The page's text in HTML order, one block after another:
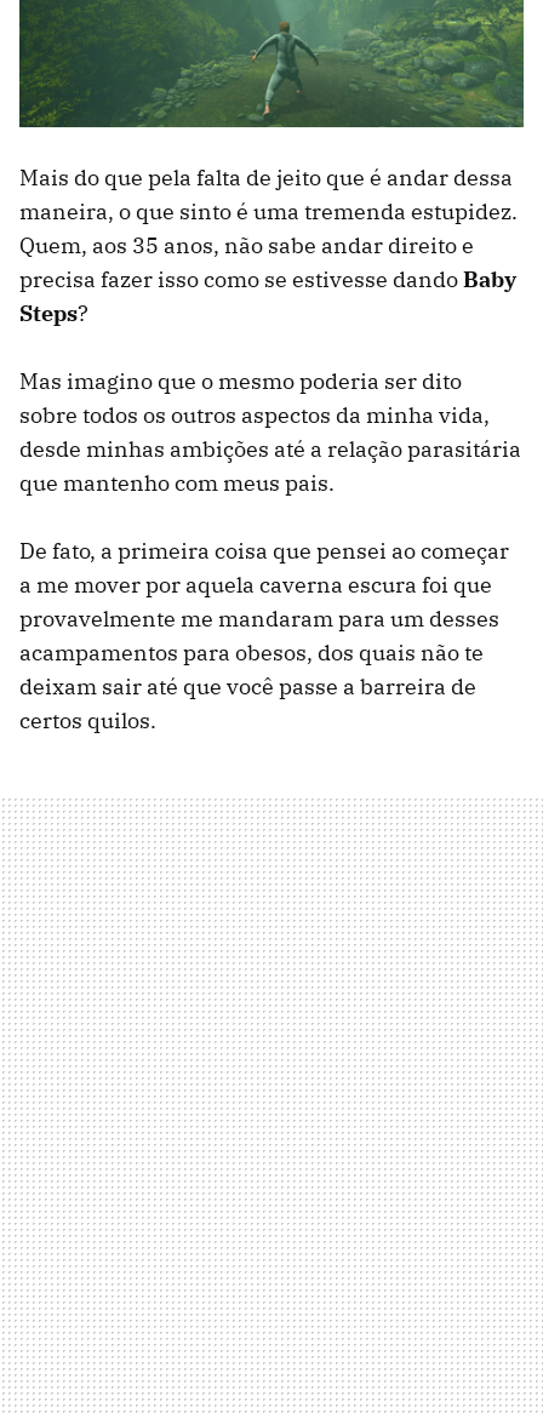
Mais do que pela falta de jeito que é andar dessa
maneira, o que sinto é uma tremenda estupidez.
Quem, aos 35 anos, não sabe andar direito e
precisa fazer isso como se estivesse dandoBaby
Steps?
Mas imagino que o mesmo poderia ser dito
sobre todos os outros aspectos da minha vida,
desde minhas ambições até a relação parasitária
que mantenho com meus pais.
De fato, a primeira coisa que pensei ao começar
a me mover por aquela caverna escura foi que
provavelmente me mandaram para um desses
acampamentos para obesos, dos quais não te
deixam sair até que você passe a barreira de
certos quilos.